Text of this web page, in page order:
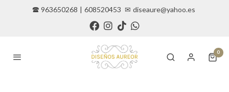
🕿 963650268 | 608520453 ✉ diseaure@yahoo.es
0